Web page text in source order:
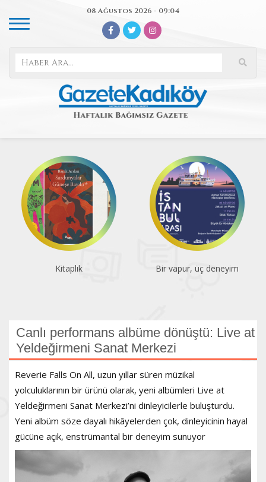
08 Ağustos 2026 - 09:04
Bir vapur, üç deneyim Atatürk Kitaplığı
Canlı performans albüme dönüştü: Live at
Yeldeğirmeni Sanat Merkezi
Reverie Falls On All, uzun yıllar süren müzikal
yolculuklarının bir ürünü olarak, yeni albümleri Live at
Yeldeğirmeni Sanat Merkezi’ni dinleyicilerle buluşturdu.
Yeni albüm söze dayalı hikâyelerden çok, dinleyicinin hayal
gücüne açık, enstrümantal bir deneyim sunuyor